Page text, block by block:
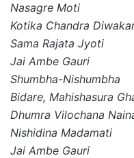
Nasagre Moti
Kotika Chandra
Sama Rajata Jyoti
Jai Ambe Gauri
Shumbha-Nishumbha
Bidare, Mahishasura
Dhumra Vilochana
Nishidina Madamati
Jai Ambe Gauri